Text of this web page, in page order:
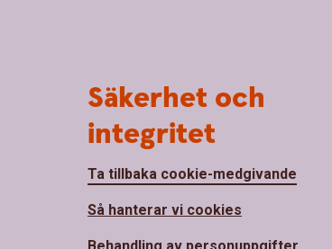
Säkerhet och
integritet
Ta tillbaka cookie-medgivande
Så hanterar vi cookies